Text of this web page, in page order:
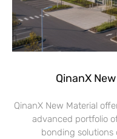
QinanX
QinanX New Material
advanced portfolio
bonding solutions